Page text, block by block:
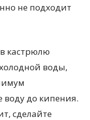
не подходит
кастрюлю
воды,
воду до кипения.
сделайте